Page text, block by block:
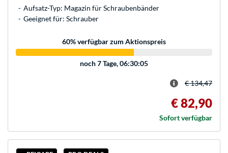
Aufsatz-Typ: Magazin für Schraubenbänder
Geeignet für: Schrauber
60% verfügbar zum Aktionspreis
noch7 Tage, 06:30:05
€ 134,47
€ 82,90
Sofort verfügbar